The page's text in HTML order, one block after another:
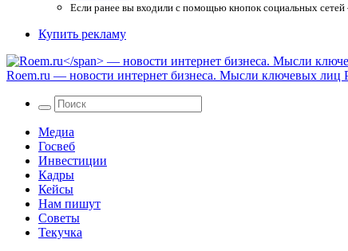
Если ранее вы входили с помощью кнопок социальных сетей
Купить рекламу
Roem.ru — новости интернет бизнеса. Мысли ключевых лиц
Медиа
Госвеб
Инвестиции
Кадры
Кейсы
Нам пишут
Советы
Текучка